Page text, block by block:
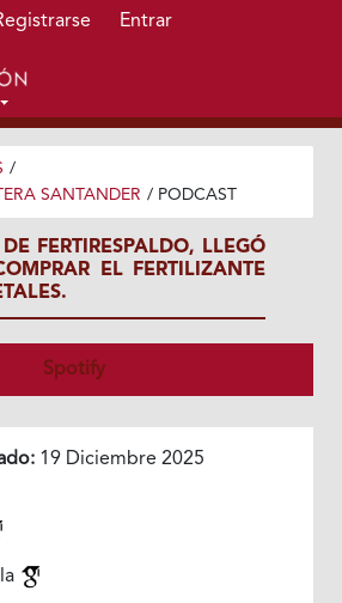
principal
sitio Entrar
/
SANTANDER / PODCAST
FERTIRESPALDO, LLEGÓ
EL FERTILIZANTE
Spotify
19 Diciembre 2025